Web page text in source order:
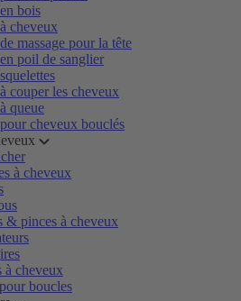
bois
cheveux
massage pour la tête
poil de sanglier
couper les cheveux
queue
cheveux bouclés
à cheveux
& pinces à cheveux
à cheveux
boucles